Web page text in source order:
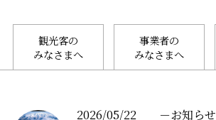
観光客の
みなさまへ
事業者の
みなさまへ
2026/05/22 お知らせ